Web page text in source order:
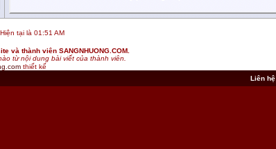
tại là 01:51 AM
và thành viên SANGNHUONG.COM.
từ nội dung bài viết của thành viên.
thiết kế
Liên hệ